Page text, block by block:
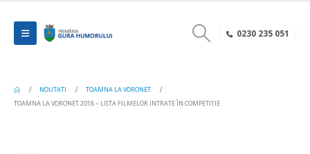
0230 235 051
NOUTATI
TOAMNA LA VORONET
TOAMNA LA VORONET 2018 – LISTA FILMELOR INTRATE ÎN COMPETIȚIE